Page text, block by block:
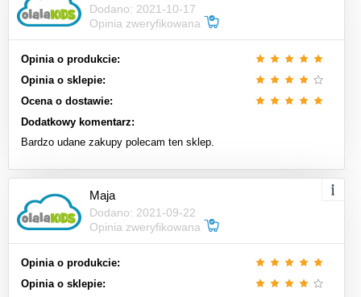
Dodano: 2021-10-17
Opinia zweryfikowana
Opinia o produkcie:
Opinia o sklepie:
Ocena o dostawie:
Dodatkowy komentarz:
Bardzo udane zakupy polecam ten sklep.
Maja
Dodano: 2021-09-22
Opinia zweryfikowana
Opinia o produkcie:
Opinia o sklepie: